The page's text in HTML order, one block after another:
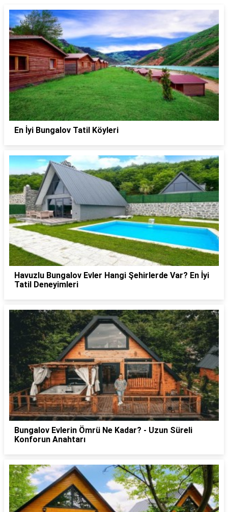
En İyi Bungalov Tatil Köyleri
Havuzlu Bungalov Evler Hangi Şehirlerde Var? En İyi
Tatil Deneyimleri
Bungalov Evlerin Ömrü Ne Kadar? - Uzun Süreli
Konforun Anahtarı